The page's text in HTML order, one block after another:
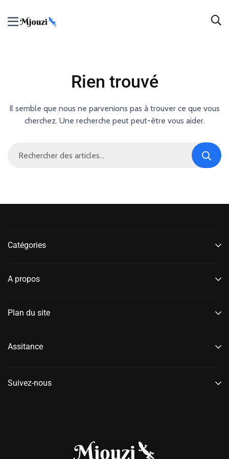
Rien trouvé
Il semble que nous ne parvenions pas à trouver ce que vous
cherchez. Une recherche peut peut-être vous aider.
Catégories
A propos
Plan du site
Assitance
Suivez-nous